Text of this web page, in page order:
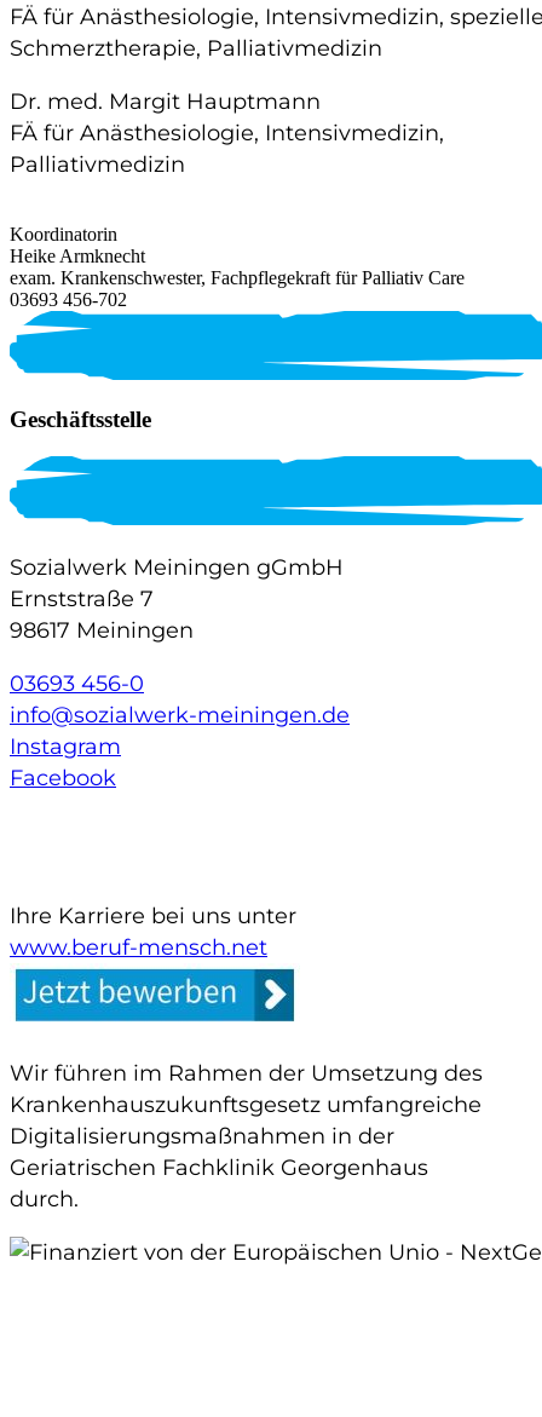
FÄ für Anästhesiologie, Intensivmedizin,
Schmerztherapie, Palliativmedizin
Dr. med. Margit Hauptmann
FÄ für Anästhesiologie, Intensivmedizin,
Palliativmedizin
Koordinatorin
Heike Armknecht
exam. Krankenschwester, Fachpflegekraft für Palliativ Care
03693 456-702
Geschäftsstelle
Sozialwerk Meiningen gGmbH
Ernststraße 7
98617 Meiningen
03693 456-0
info@sozialwerk-meiningen.de
Instagram
Facebook
Ihre Karriere bei uns unter
www.beruf-mensch.net
Wir führen im Rahmen der Umsetzung des
Krankenhauszukunftsgesetz umfangreiche
Digitalisierungsmaßnahmen in der
Geriatrischen Fachklinik Georgenhaus
durch.